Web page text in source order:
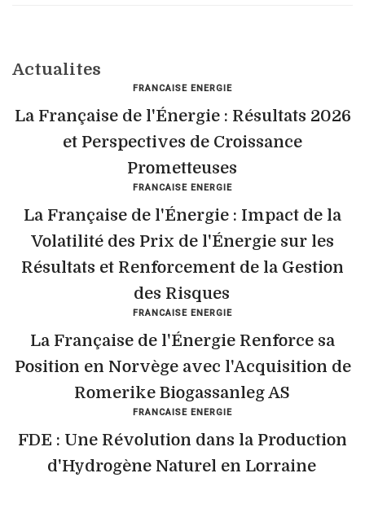
Actualites
FRANCAISE ENERGIE
La Française de l'Énergie : Résultats 2026
et Perspectives de Croissance
Prometteuses
FRANCAISE ENERGIE
La Française de l'Énergie : Impact de la
Volatilité des Prix de l'Énergie sur les
Résultats et Renforcement de la Gestion
des Risques
FRANCAISE ENERGIE
La Française de l'Énergie Renforce sa
Position en Norvège avec l'Acquisition de
Romerike Biogassanleg AS
FRANCAISE ENERGIE
FDE : Une Révolution dans la Production
d'Hydrogène Naturel en Lorraine